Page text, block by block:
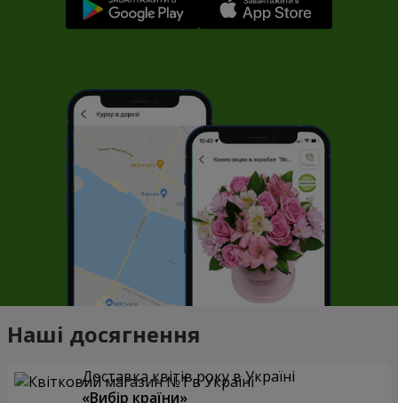
Наші досягнення
Доставка квітів року в Україні
«Вибір країни»